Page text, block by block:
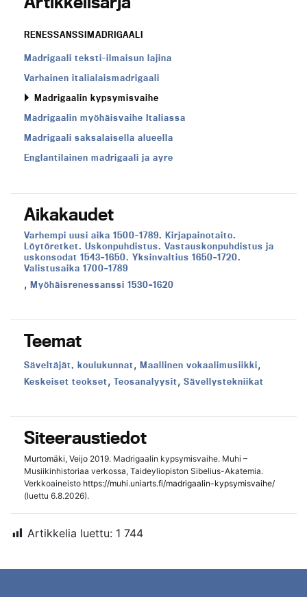
RENESSANSSIMADRIGAALI
Madrigaali teksti-ilmaisun lajina
Varhainen italialaismadrigaali
Madrigaalin kypsymisvaihe
Madrigaalin myöhäisvaihe Italiassa
Madrigaali saksalaisella alueella
Englantilainen madrigaali ja ayre
Aikakaudet
Aikakausi:
Varhempi uusi aika 1500-1789. Kirjapainotaito.
Löytöretket. Uskonpuhdistus. Vastauskonpuhdistus ja
uskonsodat 1543–1650. Yksinvaltius 1650–1720.
Valistusaika 1700–1789
, Aikakausi:
Myöhäisrenessanssi 1530–1620
Teemat
Teema:
Säveltäjät, koulukunnat, Teema:
Maallinen vokaalimusiikki,
Teema:
Keskeiset teokset, Teema:
Teosanalyysit, Teema:
Sävellystekniikat
Siteeraustiedot
Murtomäki, Veijo 2019. Madrigaalin kypsymisvaihe. Muhi –
Musiikinhistoriaa verkossa, Taideyliopiston Sibelius-Akatemia.
Verkkoaineisto https://muhi.uniarts.fi/madrigaalin-kypsymisvaihe/
(luettu 6.8.2026).
Artikkelia luettu: 1 744